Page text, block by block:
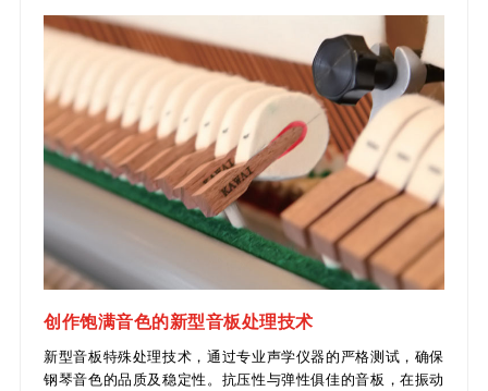
创作饱满音色的新型音板处理技术
新型音板特殊处理技术，通过专业声学仪器的严格测试，确保
钢琴音色的品质及稳定性。抗压性与弹性俱佳的音板，在振动